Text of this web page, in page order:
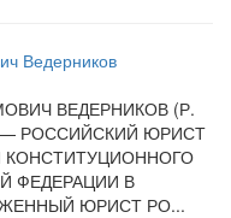
Ведерников
ВЕДЕРНИКОВ (Р.
— РОССИЙСКИЙ ЮРИСТ
КОНСТИТУЦИОННОГО
ФЕДЕРАЦИИ В
ЮРИСТ РО...